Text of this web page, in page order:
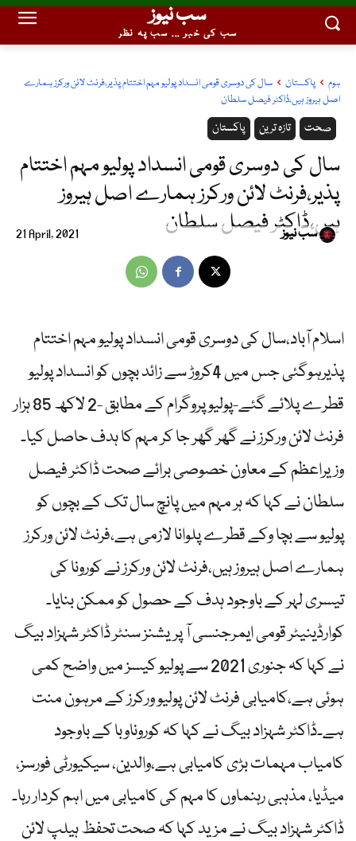
سب نیوز
سب کی خبر ... سب پہ نظر
ہوم پاکستان
سال کی دوسری قومی انسداد پولیو مہم اختتام پذیر،فرنٹ لائن ورکرز ہمارے
اصل ہیروز ہیں،ڈاکٹر فیصل سلطان
پاکستان تازہ ترین صحت
سال کی دوسری قومی انسداد پولیو مہم اختتام
پذیر،فرنٹ لائن ورکرز ہمارے اصل ہیروز
ہیں،ڈاکٹر فیصل سلطان
21 April, 2021 سب نیوز
اسلام آباد،سال کی دوسری قومی انسداد پولیو مہم اختتام
پذیرہوگئی جس میں 4کروڑ سے زائد بچوں کو انسداد پولیو
قطرے پلائے گئے-پولیو پروگرام کے مطابق -2 لاکھ 85 ہزار
فرنٹ لائن ورکرز نے گھر گھر جا کر مہم کا ہدف حاصل کیا۔
وزیراعظم کے معاون خصوصی برائے صحت ڈاکٹر فیصل
سلطان نے کہا کہ ہر مہم میں پانچ سال تک کے بچوں کو
پولیو سے بچا وکے قطرے پلوانا لازمی ہے،فرنٹ لائن ورکرز
ہمارے اصل ہیروز ہیں،فرنٹ لائن ورکرز نے کورونا کی
تیسری لہر کے باوجود ہدف کے حصول کو ممکن بنایا۔
کوارڈینیٹر قومی ایمرجنسی آ پریشنز سنٹر ڈاکٹر شہزاد بیگ
نے کہا کہ جنوری 2021 سے پولیو کیسز میں واضح کمی
ہوئی ہے،کامیابی فرنٹ لائن پولیو ورکرز کے مرہون منت
ہے۔ڈاکٹر شہزاد بیگ نے کہا کہ کوروناوبا کے باوجود
کامیاب مہمات بڑی کامیابی ہے،والدین، سیکیورٹی فورسز،
میڈیا، مذہبی رہنماوں کا مہم کی کامیابی میں اہم کردار رہا۔
ڈاکٹر شہزاد بیگ نے مزید کہا کہ صحت تحفظ ہیلپ لائن